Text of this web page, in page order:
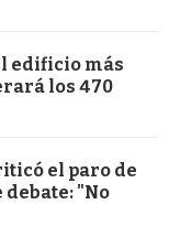
edificio más
los 470
el paro de
"No